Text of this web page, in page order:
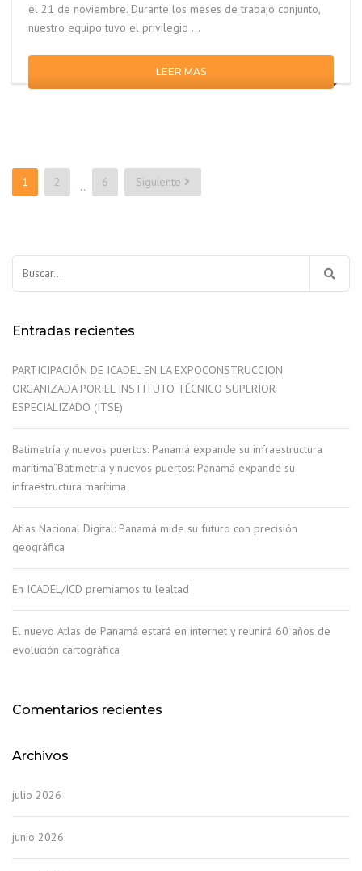
el 21 de noviembre. Durante los meses de trabajo conjunto,
nuestro equipo tuvo el privilegio …
LEER MAS
Paginación
de
1 2 … 6 Siguiente
Entradas recientes
PARTICIPACIÓN DE ICADEL EN LA EXPOCONSTRUCCION
ORGANIZADA POR EL INSTITUTO TÉCNICO SUPERIOR
ESPECIALIZADO (ITSE)
Batimetría y nuevos puertos: Panamá expande su infraestructura
marítima“Batimetría y nuevos puertos: Panamá expande su
infraestructura marítima
Atlas Nacional Digital: Panamá mide su futuro con precisión
geográfica
En ICADEL/ICD premiamos tu lealtad
El nuevo Atlas de Panamá estará en internet y reunirá 60 años de
evolución cartográfica
Comentarios recientes
Archivos
julio 2026
junio 2026